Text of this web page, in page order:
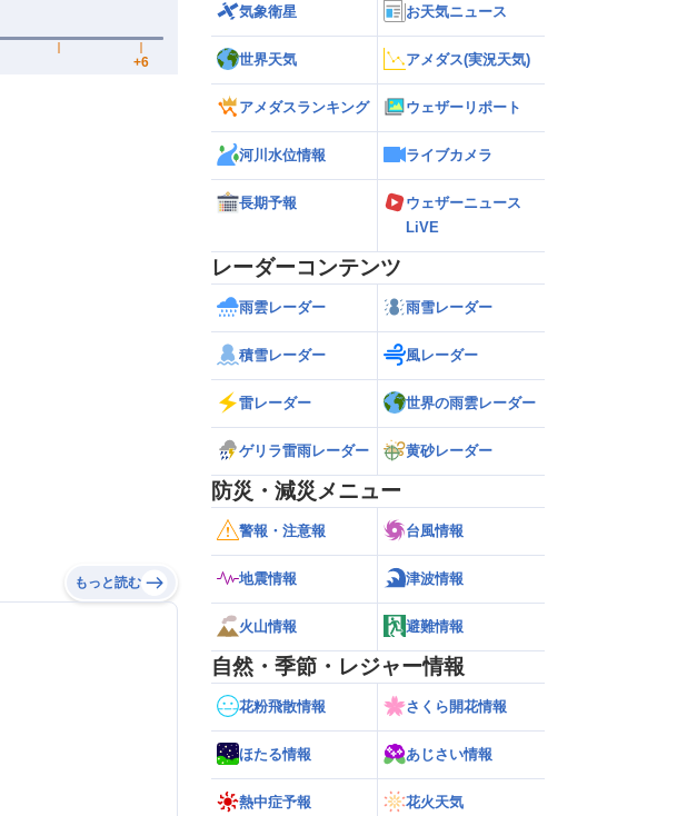
もっと読む
気象衛星 お天気ニュース
世界天気 アメダス(実況天気)
アメダスランキング ウェザーリポート
河川水位情報 ライブカメラ
長期予報
ウェザーニュース
LiVE
レーダーコンテンツ
雨雲レーダー 雨雪レーダー
積雪レーダー 風レーダー
雷レーダー 世界の雨雲レーダー
ゲリラ雷雨レーダー 黄砂レーダー
防災・減災メニュー
警報・注意報 台風情報
地震情報 津波情報
火山情報 避難情報
自然・季節・レジャー情報
花粉飛散情報 さくら開花情報
ほたる情報 あじさい情報
熱中症予報 花火天気